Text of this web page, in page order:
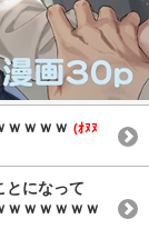
ｗｗｗｗ (ｵﾇﾇ
とになって
ｗｗｗｗｗ